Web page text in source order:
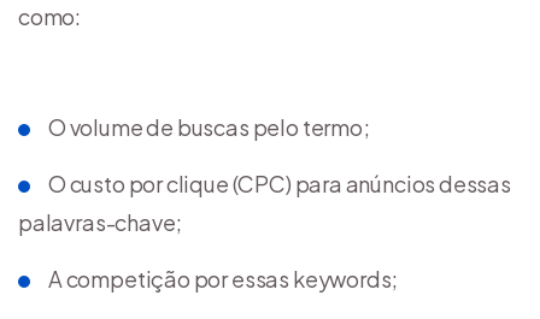
como:
O volume de buscas pelo termo;
O custo por clique (CPC) para anúncios dessas
palavras-chave;
A competição por essas keywords;